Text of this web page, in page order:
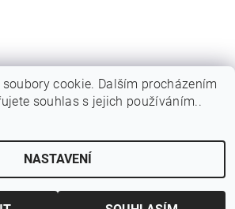
práva vyhrazenaUpravit nastavení cookies
cookie. Dalším procházením
souhlas s jejich používáním..
NASTAVENÍ